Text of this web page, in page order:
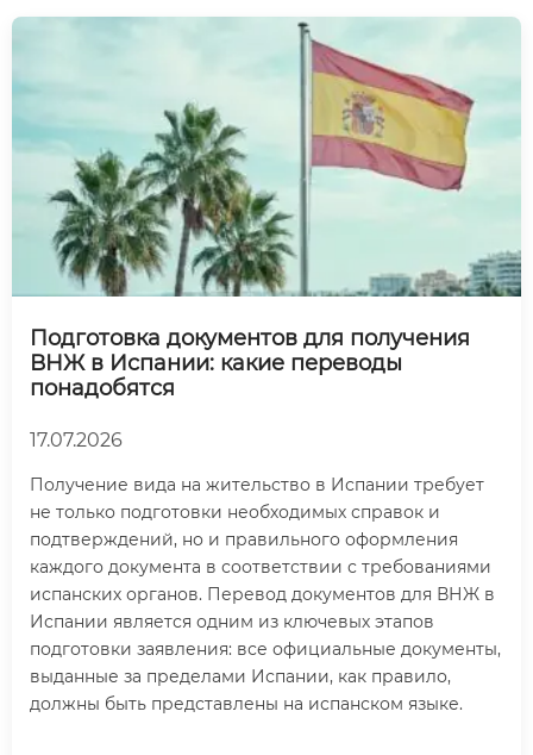
Подготовка документов для получения
ВНЖ в Испании: какие переводы
понадобятся
17.07.2026
Получение вида на жительство в Испании требует
не только подготовки необходимых справок и
подтверждений, но и правильного оформления
каждого документа в соответствии с требованиями
испанских органов. Перевод документов для ВНЖ в
Испании является одним из ключевых этапов
подготовки заявления: все официальные документы,
выданные за пределами Испании, как правило,
должны быть представлены на испанском языке.